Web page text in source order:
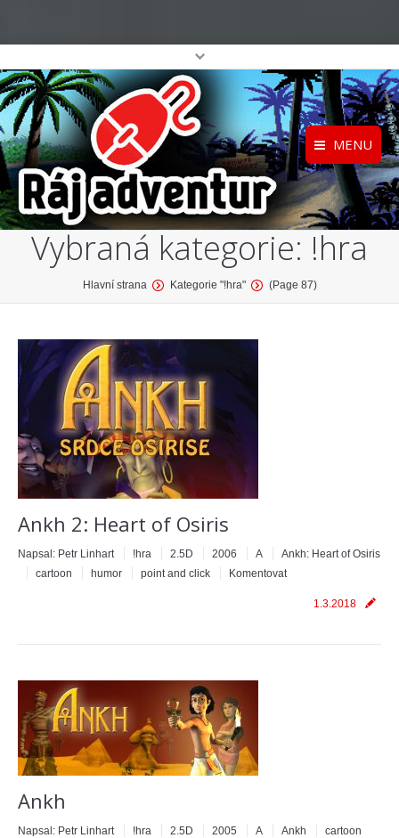
MENU
Registrace Home
O projektu
Katalog her
Vybraná kategorie: !hra
You are here:Hlavní strana Kategorie "!hra" (Page 87)
Ankh 2: Heart of Osiris
Napsal: Petr Linhart !hra 2.5D 2006 A
Ankh: Heart of Osiris
cartoon
humor point and click Komentovat
1.3.2018
Ankh
Napsal: Petr Linhart !hra 2.5D 2005 A Ankh
cartoon